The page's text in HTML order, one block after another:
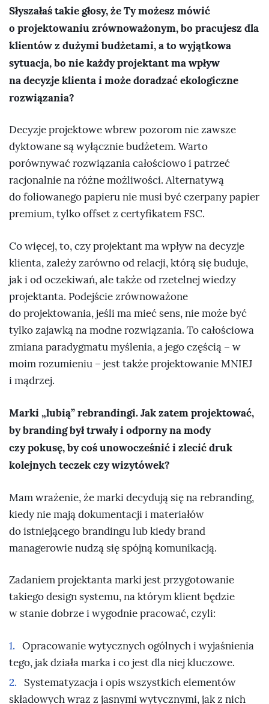
Słyszałaś takie głosy, że Ty możesz mówić
o projektowaniu zrównoważonym, bo pracujesz dla
klientów z dużymi budżetami, a to wyjątkowa
sytuacja, bo nie każdy projektant ma wpływ
na decyzje klienta i może doradzać ekologiczne
rozwiązania?
Decyzje projektowe wbrew pozorom nie zawsze
dyktowane są wyłącznie budżetem. Warto
porównywać rozwiązania całościowo i patrzeć
racjonalnie na różne możliwości. Alternatywą
do foliowanego papieru nie musi być czerpany papier
premium, tylko offset z certyfikatem FSC.
Co więcej, to, czy projektant ma wpływ na decyzje
klienta, zależy zarówno od relacji, którą się buduje,
jak i od oczekiwań, ale także od rzetelnej wiedzy
projektanta. Podejście zrównoważone
do projektowania, jeśli ma mieć sens, nie może być
tylko zajawką na modne rozwiązania. To całościowa
zmiana paradygmatu myślenia, a jego częścią – w
moim rozumieniu – jest także projektowanie MNIEJ
i mądrzej.
Marki „lubią” rebrandingi. Jak zatem projektować,
by branding był trwały i odporny na mody
czy pokusę, by coś unowocześnić i zlecić druk
kolejnych teczek czy wizytówek?
Mam wrażenie, że marki decydują się na rebranding,
kiedy nie mają dokumentacji i materiałów
do istniejącego brandingu lub kiedy brand
managerowie nudzą się spójną komunikacją.
Zadaniem projektanta marki jest przygotowanie
takiego design systemu, na którym klient będzie
w stanie dobrze i wygodnie pracować, czyli:
Opracowanie wytycznych ogólnych i wyjaśnienia
tego, jak działa marka i co jest dla niej kluczowe.
Systematyzacja i opis wszystkich elementów
składowych wraz z jasnymi wytycznymi, jak z nich